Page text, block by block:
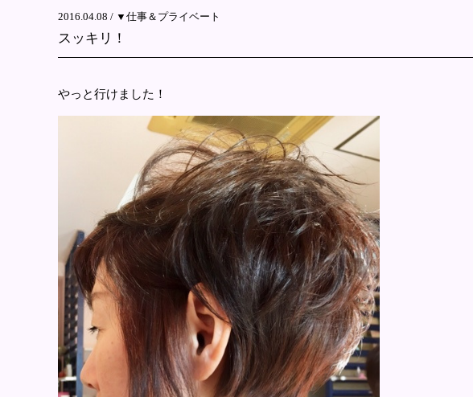
2016.04.08 / ▼仕事＆プライベート
スッキリ！
やっと行けました！